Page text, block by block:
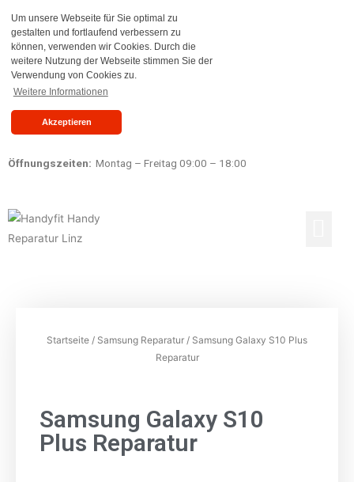
Um unsere Webseite für Sie optimal zu
gestalten und fortlaufend verbessern zu
können, verwenden wir Cookies. Durch die
weitere Nutzung der Webseite stimmen Sie der
Verwendung von Cookies zu.
Weitere Informationen
Akzeptieren
Öffnungszeiten: Montag – Freitag 09:00 – 18:00
Startseite / Samsung Reparatur / Samsung Galaxy S10 Plus
Reparatur
Samsung Galaxy S10
Plus Reparatur